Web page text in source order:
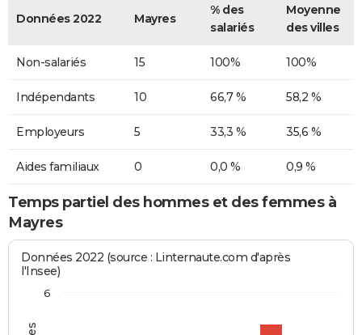
Données 2022 Mayres
% des
salariés
Moyenne
des villes
Non-salariés 15 100% 100%
Indépendants 10 66,7 % 58,2 %
Employeurs 5 33,3 % 35,6 %
Aides familiaux 0 0,0 % 0,9 %
Temps partiel des hommes et des femmes à
Mayres
Données 2022 (source : Linternaute.com d'après
l'Insee)
6